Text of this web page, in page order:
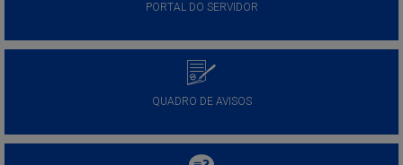
PORTAL DO SERVIDOR
QUADRO DE AVISOS